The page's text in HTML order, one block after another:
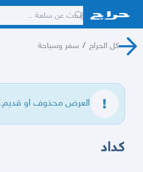
كل الحراج / سفر وسياحة
العرض محذوف او قديم.
كداد